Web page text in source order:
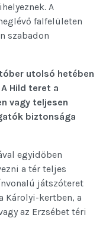
A
falfelületen
szabadon
utolsó hetében
Hild teret a
vagy teljesen
biztonsága
egyidőben
a tér teljes
játszóteret
Károlyi-kertben, a
az Erzsébet téri